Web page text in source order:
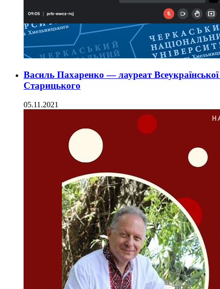
Василь Пахаренко — лауреат Всеукраїнської
Старицького
05.11.2021